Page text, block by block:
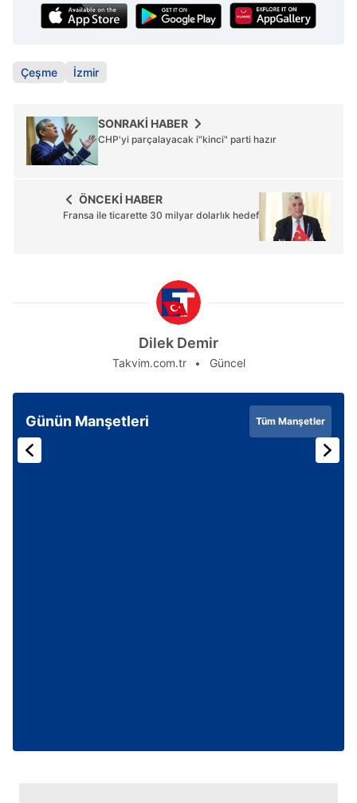
Çeşme İzmir
SONRAKİ HABER
CHP'yi parçalayacak i"kinci" parti hazır
ÖNCEKİ HABER
Fransa ile ticarette 30 milyar dolarlık hedef
Dilek Demir
Takvim.com.tr Güncel
Günün Manşetleri Tüm Manşetler